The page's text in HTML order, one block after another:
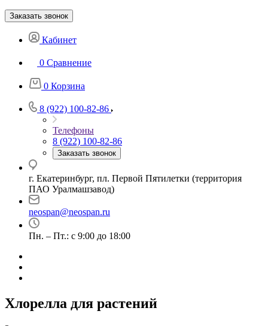
Заказать звонок
Кабинет
0 Сравнение
0 Корзина
8 (922) 100-82-86
Телефоны
8 (922) 100-82-86
Заказать звонок
г. Екатеринбург, пл. Первой Пятилетки (территория
ПАО Уралмашзавод)
neospan@neospan.ru
Пн. – Пт.: с 9:00 до 18:00
Хлорелла для растений